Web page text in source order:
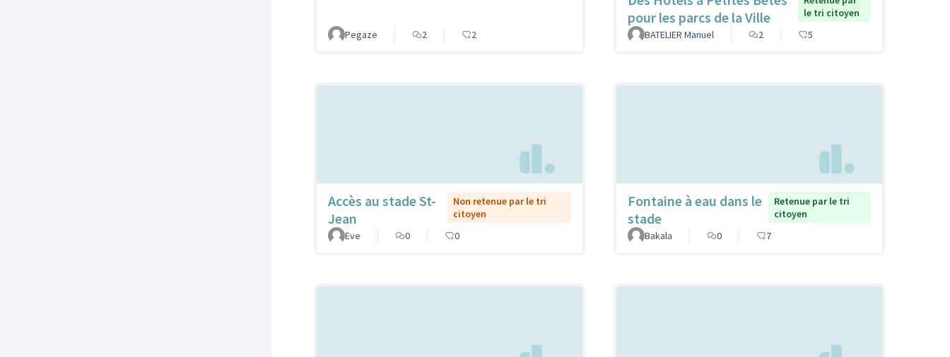
Pegaze 2 2
pour les parcs de la Ville
le tri citoyen
BATELIER Manuel
2 5
Accès au stade St-
Jean
Non retenue par le tri
citoyen
Eve
0 0
Fontaine à eau dans le
stade
Retenue par le tri
citoyen
Bakala
0 7